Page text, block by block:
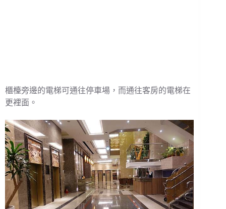
櫃檯旁邊的電梯可通往停車場，而通往客房的電梯在
更裡面。